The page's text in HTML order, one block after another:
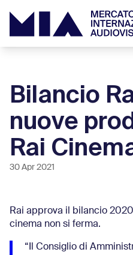
Bilancio
nuove
Rai
30 Apr 2021
Rai approva il bilancio
cinema non si ferma.
“Il Consiglio di